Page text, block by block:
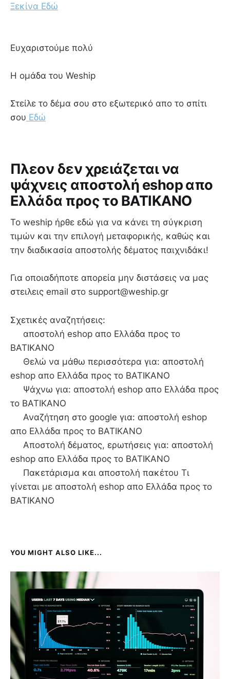
Ξεκίνα Εδώ
Ευχαριστούμε πολύ
Η ομάδα του Weship
Στείλε το δέμα σου στο εξωτερικό απο το σπίτι
σου Εδώ
Πλεον δεν χρειάζεται να
ψάχνεις αποστολή eshop απο
Ελλάδα προς το ΒΑΤΙΚΑΝΟ
To weship ήρθε εδώ για να κάνει τη σύγκριση
τιμών και την επιλογή μεταφορικής, καθώς και
την διαδικασία αποστολής δέματος παιχνιδάκι!
Για οποιαδήποτε απορεία μην διστάσεις να μας
στειλεις email στο support@weship.gr
Σχετικές αναζητήσεις:
αποστολή eshop απο Ελλάδα προς το
ΒΑΤΙΚΑΝΟ
Θελώ να μάθω περισσότερα για: αποστολή
eshop απο Ελλάδα προς το ΒΑΤΙΚΑΝΟ
Ψάχνω για: αποστολή eshop απο Ελλάδα προς
το ΒΑΤΙΚΑΝΟ
Αναζήτηση στο google για: αποστολή eshop
απο Ελλάδα προς το ΒΑΤΙΚΑΝΟ
Αποστολή δέματος, ερωτήσεις για: αποστολή
eshop απο Ελλάδα προς το ΒΑΤΙΚΑΝΟ
Πακετάρισμα και αποστολή πακέτου Τι
γίνεται με αποστολή eshop απο Ελλάδα προς το
ΒΑΤΙΚΑΝΟ
YOU MIGHT ALSO LIKE...